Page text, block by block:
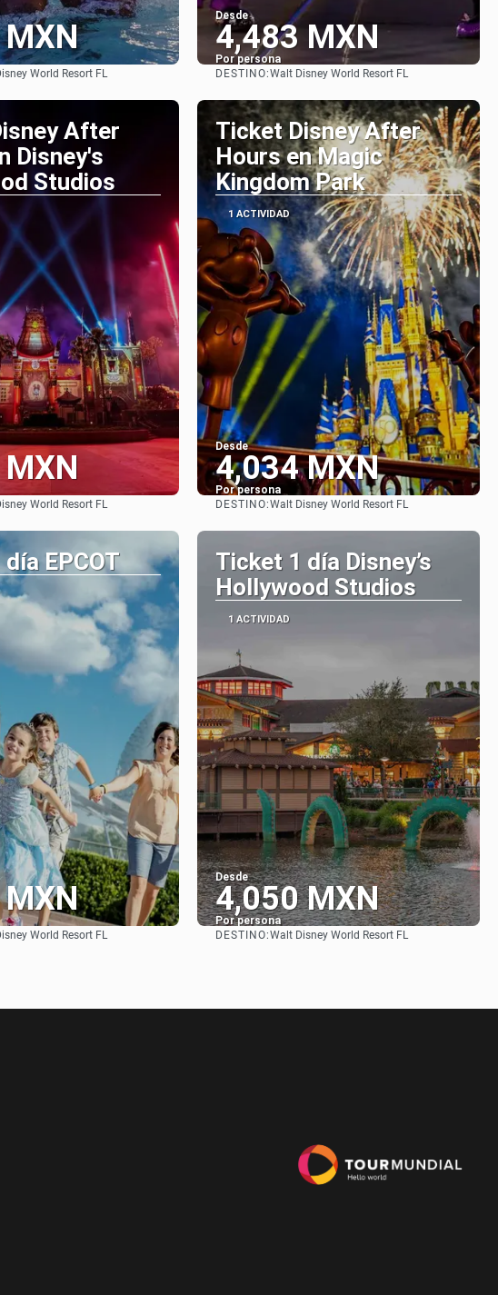
World Resort FL
Desde
4,483 MXN
Por persona
DESTINO:Walt Disney World Resort FL
After
Disney's
Studios
World Resort FL
Ticket Disney After
Hours en Magic
Kingdom Park
1 ACTIVIDAD
Desde
4,034 MXN
Por persona
DESTINO:Walt Disney World Resort FL
EPCOT
World Resort FL
Ticket 1 día Disney’s
Hollywood Studios
1 ACTIVIDAD
Desde
4,050 MXN
Por persona
DESTINO:Walt Disney World Resort FL